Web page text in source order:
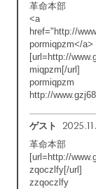
革命本部
<a
href="http://
pormiqpzm</a>
[url=http://
miqpzm[/url]
pormiqpzm
http://
ゲスト
革命本部
[url=http://
zqoczlfy[/url]
zzqoczlfy